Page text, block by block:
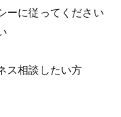
ーに従ってください
ス相談したい方